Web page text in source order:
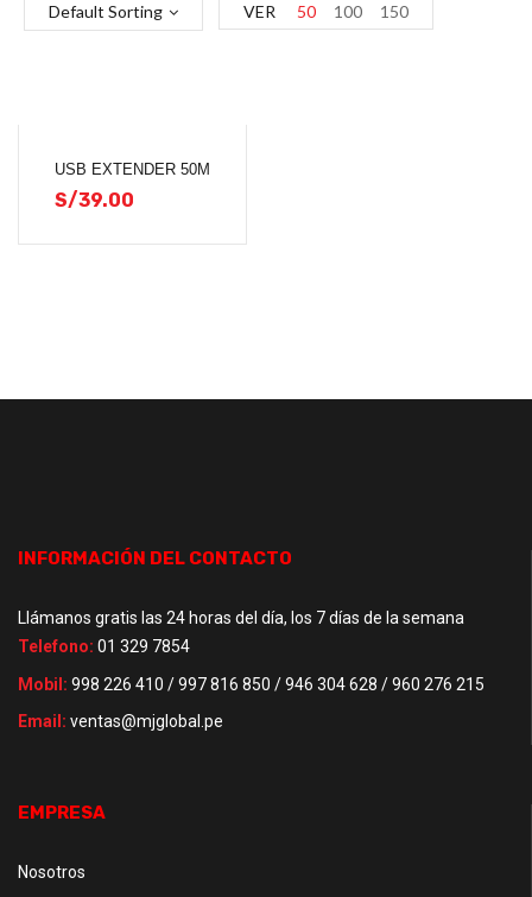
Default Sorting VER 50 100 150
USB EXTENDER 50M
S/39.00
INFORMACIÓN DEL CONTACTO
Llámanos gratis las 24 horas del día, los 7 días de la semana
Telefono: 01 329 7854
Mobil: 998 226 410 / 997 816 850 / 946 304 628 / 960 276 215
Email: ventas@mjglobal.pe
EMPRESA
Nosotros